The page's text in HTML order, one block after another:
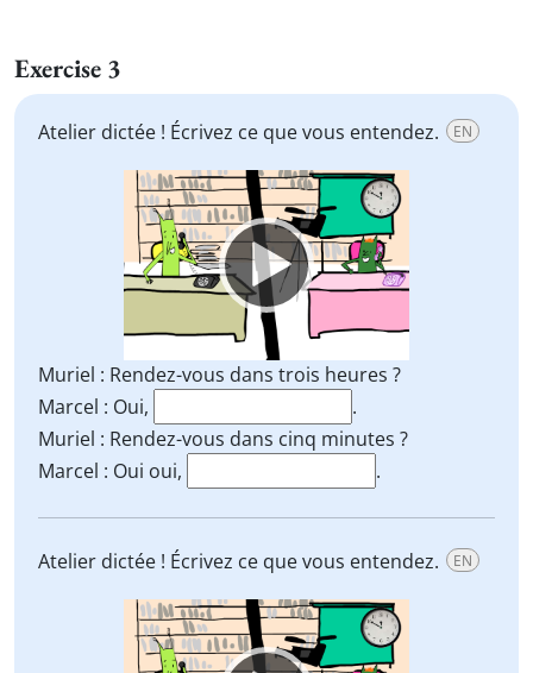
Exercise 3
Atelier dictée ! Écrivez ce que vous entendez. EN
Video
Player
Muriel : Rendez-vous dans trois heures ?
Marcel : Oui,
.
Muriel : Rendez-vous dans cinq minutes ?
Marcel : Oui oui,
.
Atelier dictée ! Écrivez ce que vous entendez. EN
Video
Player